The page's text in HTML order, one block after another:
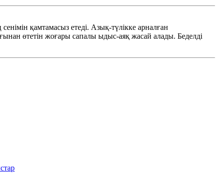
қамтамасыз етеді. Азық-түлікке арналған
өтетін жоғары сапалы ыдыс-аяқ жасай алады. Беделді